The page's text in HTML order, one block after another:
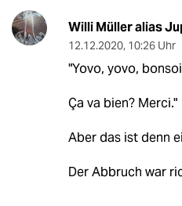
Willi Müller alias
12.12.2020, 10:26 Uhr
"Yovo, yovo,
Ça va bien? Merci."
Aber das ist denn
Der Abbruch war